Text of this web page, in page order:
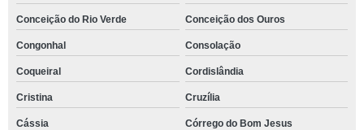
Conceição do Rio Verde Conceição dos Ouros
Congonhal Consolação
Coqueiral Cordislândia
Cristina Cruzília
Cássia Córrego do Bom Jesus